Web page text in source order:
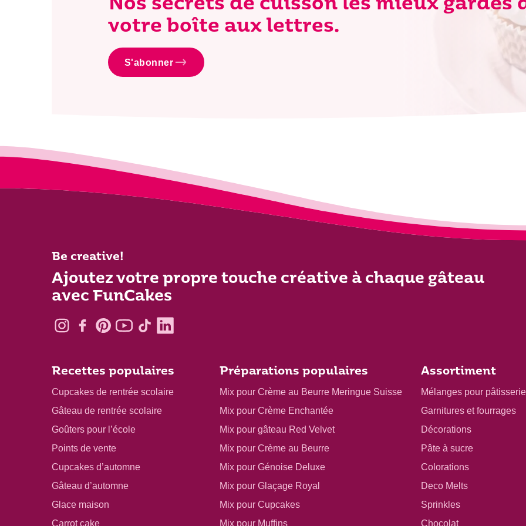
Nos secrets de cuisson les mieux gardés
votre boîte aux lettres.
S'abonner
Be creative!
Ajoutez votre propre touche créative à chaque gâteau
avec FunCakes
Recettes populaires
Cupcakes de rentrée scolaire
Gâteau de rentrée scolaire
Goûters pour l’école
Points de vente
Cupcakes d’automne
Gâteau d’automne
Glace maison
Carrot cake
Préparations populaires
Mix pour Crème au Beurre Meringue Suisse
Mix pour Crème Enchantée
Mix pour gâteau Red Velvet
Mix pour Crème au Beurre
Mix pour Génoise Deluxe
Mix pour Glaçage Royal
Mix pour Cupcakes
Mix pour Muffins
Assortiment
Mélanges pour pâtisserie
Garnitures et fourrages
Décorations
Pâte à sucre
Colorations
Deco Melts
Sprinkles
Chocolat